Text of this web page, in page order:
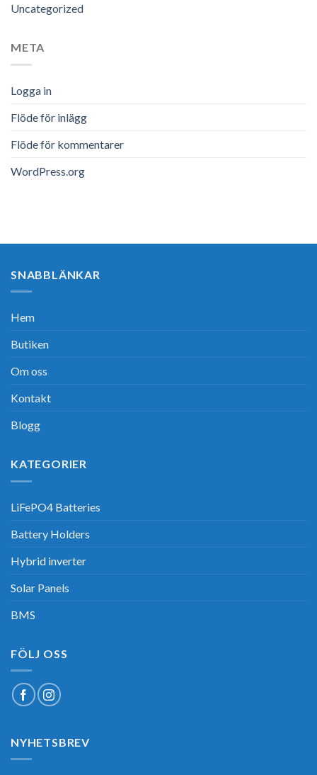
Uncategorized
META
Logga in
Flöde för inlägg
Flöde för kommentarer
WordPress.org
SNABBLÄNKAR
Hem
Butiken
Om oss
Kontakt
Blogg
KATEGORIER
LiFePO4 Batteries
Battery Holders
Hybrid inverter
Solar Panels
BMS
FÖLJ OSS
NYHETSBREV